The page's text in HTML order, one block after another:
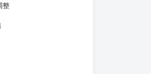
整